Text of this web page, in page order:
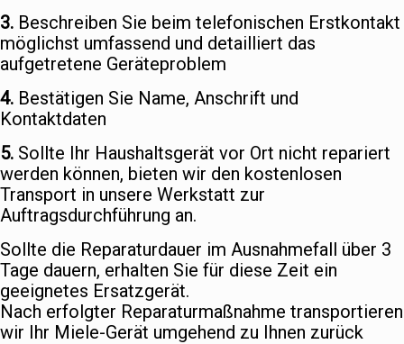
3. Beschreiben Sie beim telefonischen Erstkontakt
möglichst umfassend und detailliert das
aufgetretene Geräteproblem
4. Bestätigen Sie Name, Anschrift und
Kontaktdaten
5. Sollte Ihr Haushaltsgerät vor Ort nicht repariert
werden können, bieten wir den kostenlosen
Transport in unsere Werkstatt zur
Auftragsdurchführung an.
Sollte die Reparaturdauer im Ausnahmefall über 3
Tage dauern, erhalten Sie für diese Zeit ein
geeignetes Ersatzgerät.
Nach erfolgter Reparaturmaßnahme transportieren
wir Ihr Miele-Gerät umgehend zu Ihnen zurück